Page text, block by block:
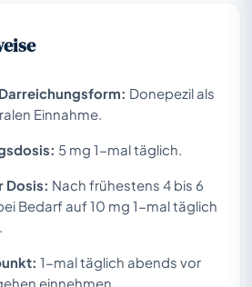
Donepezil als
Einnahme.
5 mg 1-mal täglich.
Dosis: Nach frühestens 4 bis 6
Bedarf auf 10 mg 1-mal täglich
1-mal täglich abends vor
einnehmen.